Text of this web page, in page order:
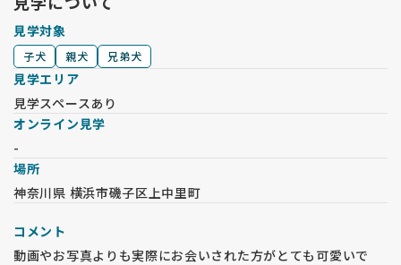
見学対象
子犬 親犬 兄弟犬
見学エリア
見学スペースあり
オンライン見学
-
場所
神奈川県 横浜市磯子区上中里町
コメント
動画やお写真よりも実際にお会いされた方がとても可愛いで